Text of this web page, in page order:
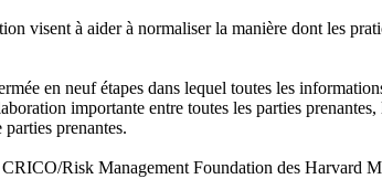
visent à aider à normaliser la manière dont les
en neuf étapes dans lequel toutes les
importante entre toutes les parties
prenantes.
Risk Management Foundation des Harvard